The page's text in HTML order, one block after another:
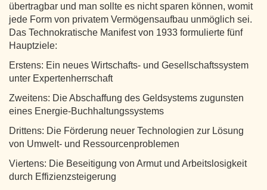
übertragbar und man sollte es nicht sparen können, womit
jede Form von privatem Vermögensaufbau unmöglich sei.
Das Technokratische Manifest von 1933 formulierte fünf
Hauptziele:
Erstens: Ein neues Wirtschafts- und Gesellschaftssystem
unter Expertenherrschaft
Zweitens: Die Abschaffung des Geldsystems zugunsten
eines Energie-Buchhaltungssystems
Drittens: Die Förderung neuer Technologien zur Lösung
von Umwelt- und Ressourcenproblemen
Viertens: Die Beseitigung von Armut und Arbeitslosigkeit
durch Effizienzsteigerung